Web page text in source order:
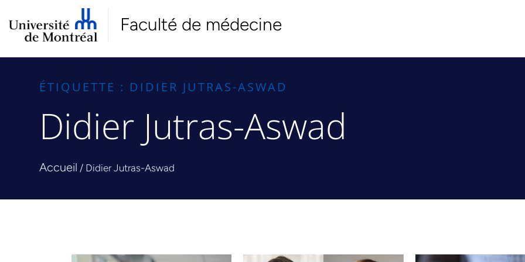
Faculté de médecine
ÉTIQUETTE : DIDIER JUTRAS-ASWAD
Didier Jutras-Aswad
Accueil / Didier Jutras-Aswad